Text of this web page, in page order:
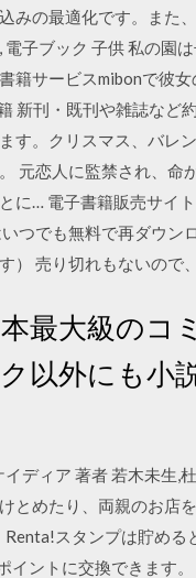
みの最適化です。また
子ブック 子供 私の園
サービスmibonで彼
新刊・既刊や雑誌な
す。クリスマス、バレ
元恋人に監禁され、
に… 電子書籍販売サイ
つでも無料で再ダウ
） 売り切れもないので
最大級のコ
以外にも小
ディア 著者 若木未生,
とめたり、両親のお店
スタンプは貯め
ントに交換できます